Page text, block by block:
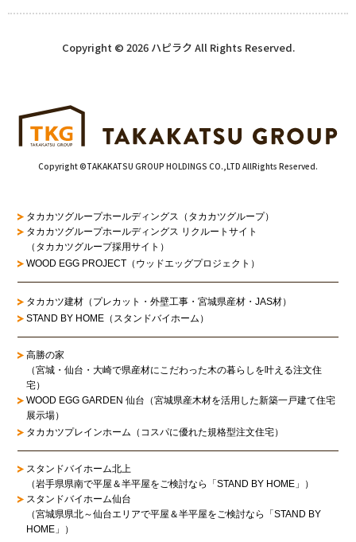
Copyright © 2026 ハピラク All Rights Reserved.
Copyright ©TAKAKATSU GROUP HOLDINGS CO.,LTD AllRights Reserved.
タカカツグループホールディングス（タカカツグループ）
タカカツグループホールディングス リクルートサイト
（タカカツグループ採用サイト）
WOOD EGG PROJECT（ウッドエッグプロジェクト）
タカカツ建材（プレカット・外壁工事・宮城県産材・JAS材）
STAND BY HOME（スタンドバイホーム）
高勝の家
（宮城・仙台・大崎で県産材にこだわった木の暮らしを叶える注文住
宅）
WOOD EGG GARDEN 仙台（宮城県産木材を活用した新築一戸建て住宅
展示場）
タカカツプレインホーム（コスパに優れた規格型注文住宅）
スタンドバイホーム北上
（岩手県県南で平屋＆半平屋をご検討なら「STAND BY HOME」）
スタンドバイホーム仙台
（宮城県県北～仙台エリアで平屋＆半平屋をご検討なら「STAND BY
HOME」）